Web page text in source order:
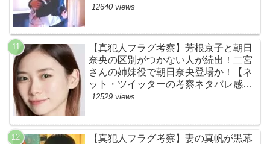
スト・スッキリ・BE:FIRST・ビーフ
12640 views
【真犯人フラグ考察】芳根京子と朝日
奈央の区別がつかない人が続出！二宮
さんの姉妹役で朝日奈央登場か！【ネ
ット・ツイッターの考察ネタバレ感想
評価評判あらすじ原作犯人キャスト黒
12529 views
【真犯人フラグ考察】妻の真帆が黒幕